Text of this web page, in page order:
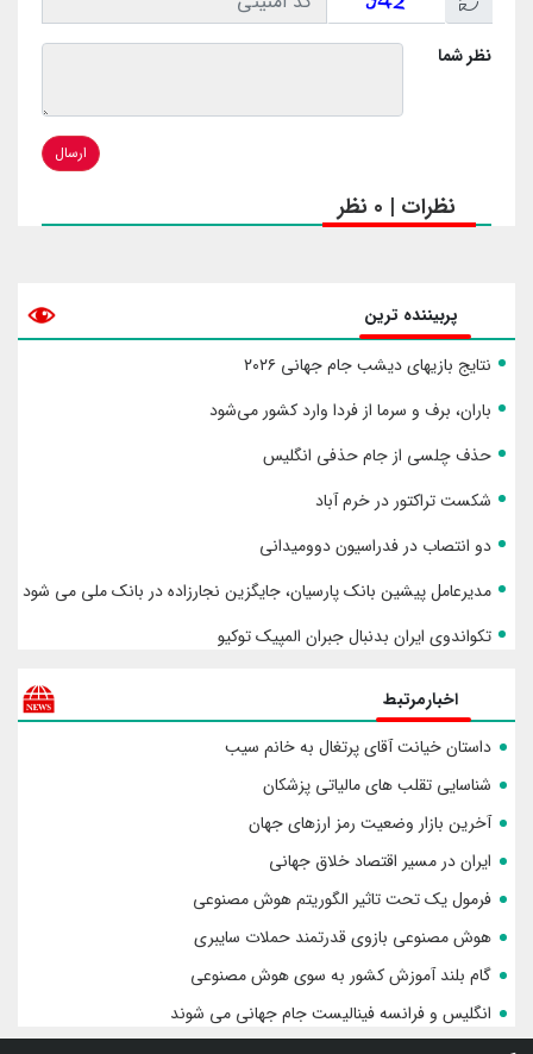
نظر شما
ارسال
نظرات | 0 نظر
پربیننده ترین
نتایج بازیهای دیشب جام جهانی ۲۰۲۶
باران، برف و سرما از فردا وارد کشور می‌شود
حذف چلسی از جام حذفی انگلیس
شکست تراکتور در خرم آباد
دو انتصاب در فدراسیون دوومیدانی
مدیرعامل پیشین بانک پارسیان، جایگزین نجارزاده در بانک ملی می شود
تکواندوی ایران بدنبال جبران المپیک توکیو
اخبارمرتبط
داستان خیانت آقای پرتغال به خانم سیب
شناسایی تقلب های مالیاتی پزشکان
آخرین بازار وضعیت رمز ارزهای جهان
ایران در مسیر اقتصاد خلاق جهانی
فرمول یک تحت تاثیر الگوریتم هوش مصنوعی
هوش مصنوعی بازوی قدرتمند حملات سایبری
گام بلند آموزش کشور به سوی هوش مصنوعی
انگلیس و فرانسه فینالیست جام جهانی می شوند